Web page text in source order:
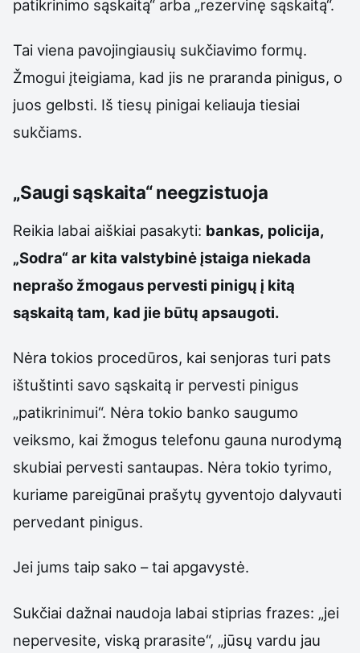
patikrinimo sąskaitą“ arba „rezervinę sąskaitą“.
Tai viena pavojingiausių sukčiavimo formų.
Žmogui įteigiama, kad jis ne praranda pinigus, o
juos gelbsti. Iš tiesų pinigai keliauja tiesiai
sukčiams.
„Saugi sąskaita“ neegzistuoja
Reikia labai aiškiai pasakyti: bankas, policija,
„Sodra“ ar kita valstybinė įstaiga niekada
neprašo žmogaus pervesti pinigų į kitą
sąskaitą tam, kad jie būtų apsaugoti.
Nėra tokios procedūros, kai senjoras turi pats
ištuštinti savo sąskaitą ir pervesti pinigus
„patikrinimui“. Nėra tokio banko saugumo
veiksmo, kai žmogus telefonu gauna nurodymą
skubiai pervesti santaupas. Nėra tokio tyrimo,
kuriame pareigūnai prašytų gyventojo dalyvauti
pervedant pinigus.
Jei jums taip sako – tai apgavystė.
Sukčiai dažnai naudoja labai stiprias frazes: „jei
nepervesite, viską prarasite“, „jūsų vardu jau